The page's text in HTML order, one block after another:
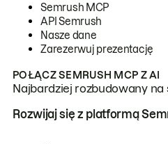
Semrush MCP
API Semrush
Nasze dane
Zarezerwuj prezentację
POŁĄCZ SEMRUSH MCP Z AI
Najbardziej rozbudowany
Rozwijaj się z platformą